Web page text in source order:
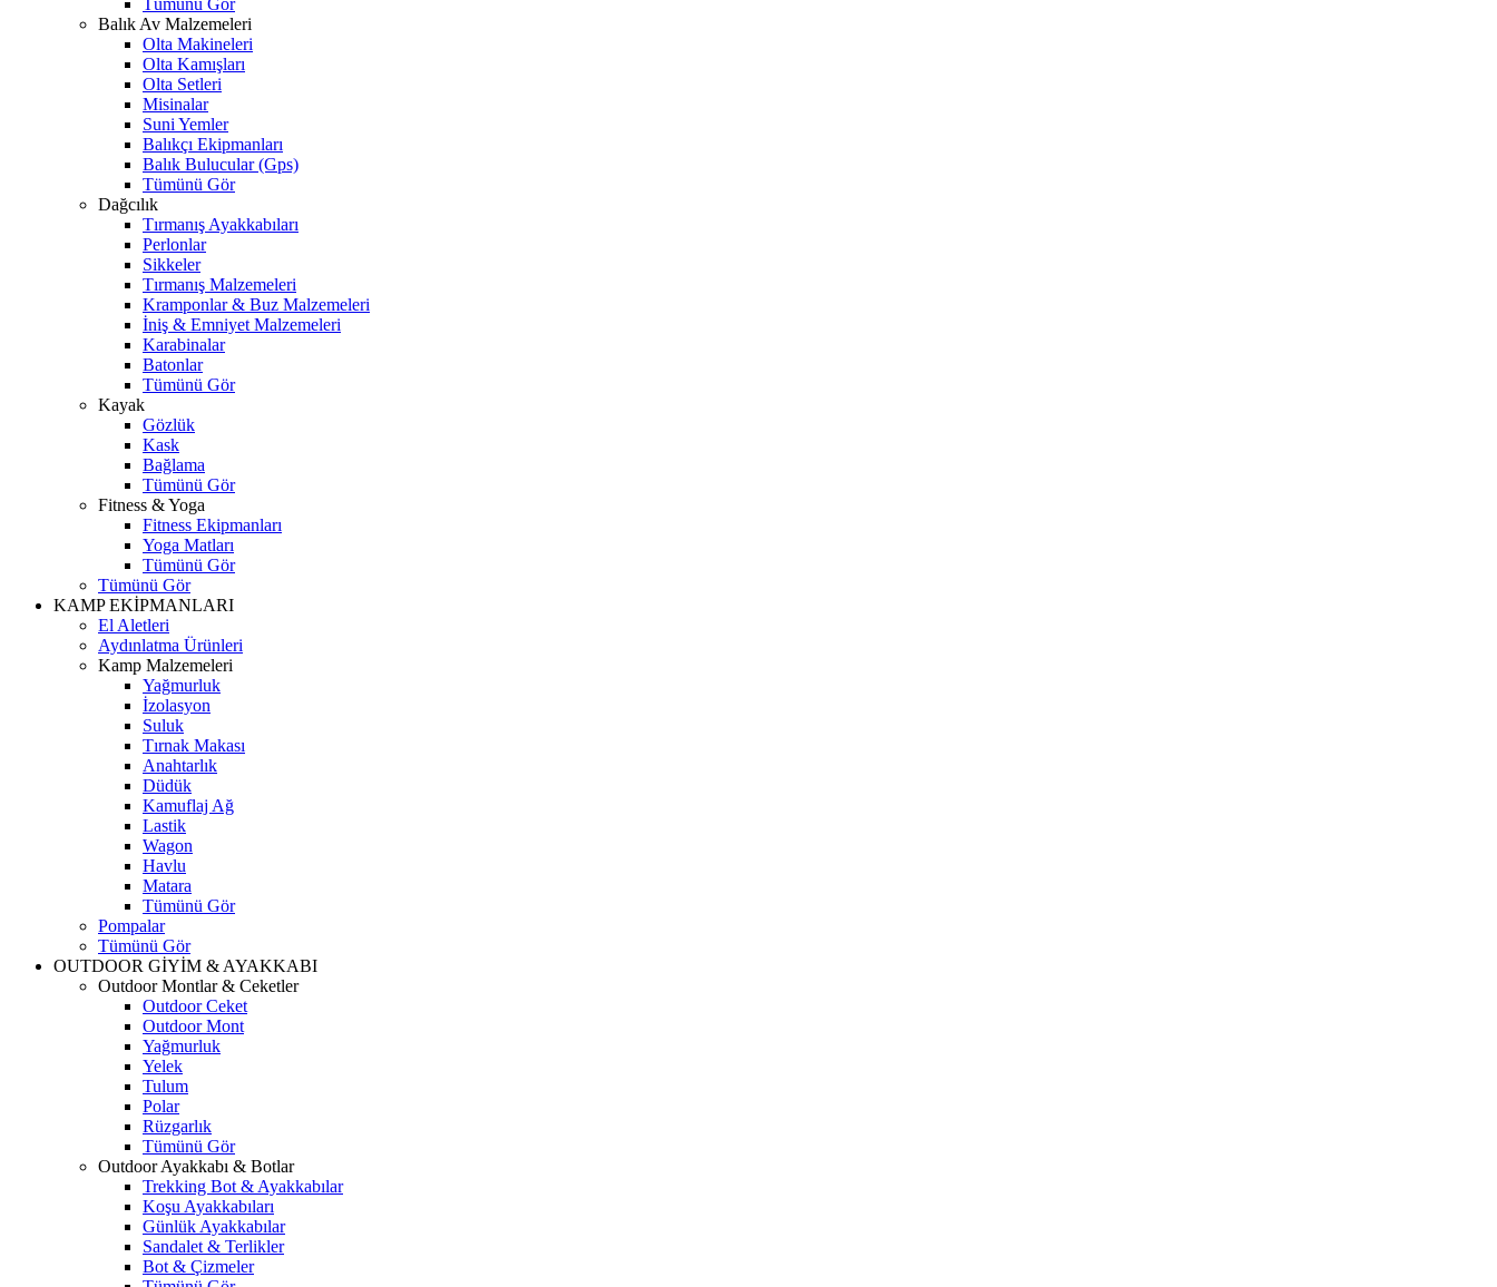
Tümünü Gör
Balık Av Malzemeleri
Olta Makineleri
Olta Kamışları
Olta Setleri
Misinalar
Suni Yemler
Balıkçı Ekipmanları
Balık Bulucular (Gps)
Tümünü Gör
Dağcılık
Tırmanış Ayakkabıları
Perlonlar
Sikkeler
Tırmanış Malzemeleri
Kramponlar & Buz Malzemeleri
İniş & Emniyet Malzemeleri
Karabinalar
Batonlar
Tümünü Gör
Kayak
Gözlük
Kask
Bağlama
Tümünü Gör
Fitness & Yoga
Fitness Ekipmanları
Yoga Matları
Tümünü Gör
Tümünü Gör
KAMP EKİPMANLARI
El Aletleri
Aydınlatma Ürünleri
Kamp Malzemeleri
Yağmurluk
İzolasyon
Suluk
Tırnak Makası
Anahtarlık
Düdük
Kamuflaj Ağ
Lastik
Wagon
Havlu
Matara
Tümünü Gör
Pompalar
Tümünü Gör
OUTDOOR GİYİM & AYAKKABI
Outdoor Montlar & Ceketler
Outdoor Ceket
Outdoor Mont
Yağmurluk
Yelek
Tulum
Polar
Rüzgarlık
Tümünü Gör
Outdoor Ayakkabı & Botlar
Trekking Bot & Ayakkabılar
Koşu Ayakkabıları
Günlük Ayakkabılar
Sandalet & Terlikler
Bot & Çizmeler